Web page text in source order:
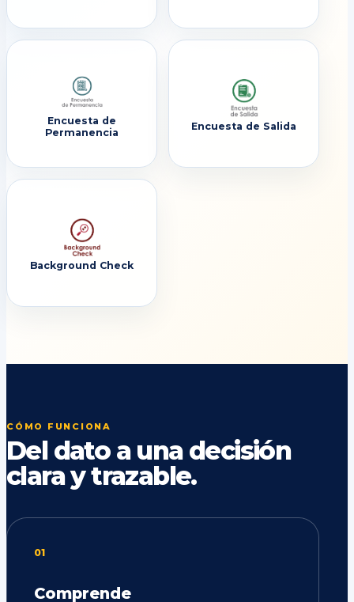
Encuesta de
Permanencia
Encuesta de Salida
Background Check
CÓMO FUNCIONA
Del dato a una decisión
clara y trazable.
01
Comprende